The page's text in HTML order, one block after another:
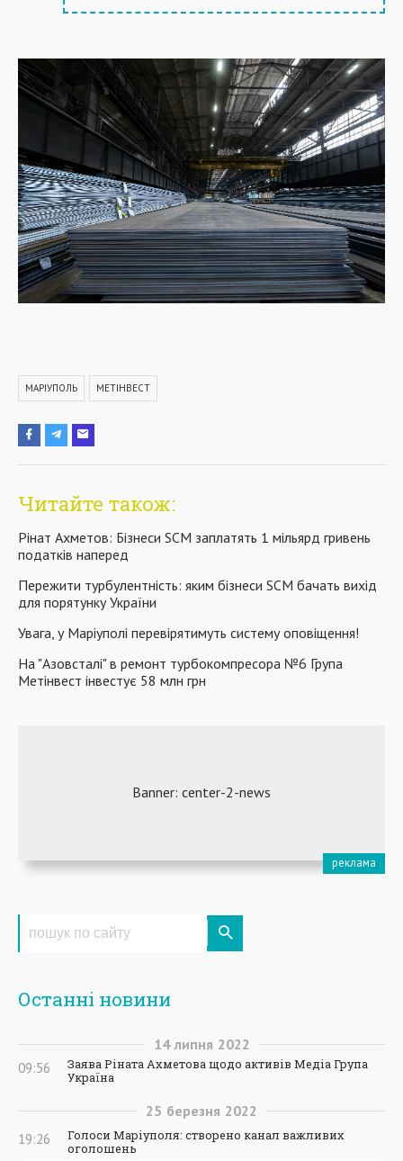
МАРІУПОЛЬ МЕТІНВЕСТ
Читайте також:
Рінат Ахметов: Бізнеси SCM заплатять 1 мільярд гривень
податків наперед
Пережити турбулентність: яким бізнеси SCM бачать вихід
для порятунку України
Увага, у Маріуполі перевірятимуть систему оповіщення!
На "Азовсталі" в ремонт турбокомпресора №6 Група
Метінвест інвестує 58 млн грн
Останні новини
14 липня 2022
09:56
Заява Ріната Ахметова щодо активів Медіа Група
Україна
25 березня 2022
19:26
Голоси Маріуполя: створено канал важливих
оголошень